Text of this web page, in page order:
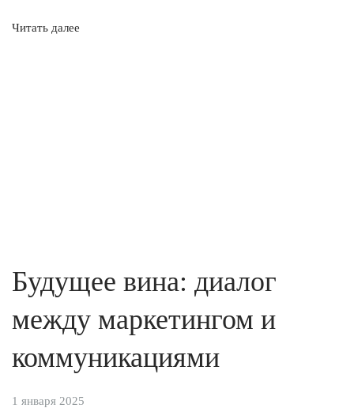
Читать далее
Будущее вина: диалог
между маркетингом и
коммуникациями
1 января 2025